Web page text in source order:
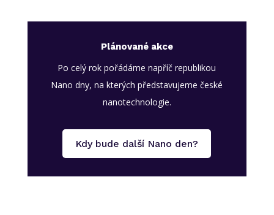
Plánované akce
Po celý rok pořádáme napříč republikou
Nano dny, na kterých představujeme české
nanotechnologie.
Kdy bude další Nano den?